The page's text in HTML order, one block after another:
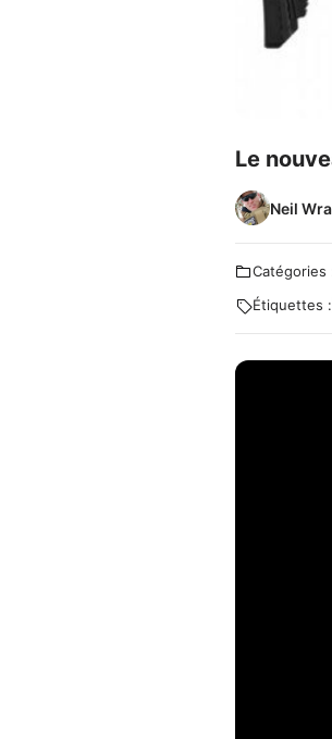
Le
Neil
Catégories
Étiquettes :